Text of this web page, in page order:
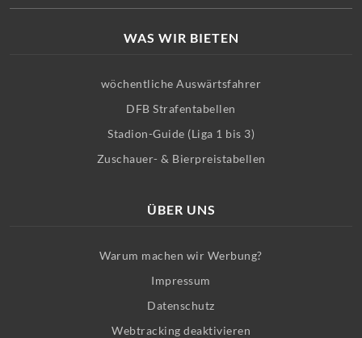
WAS WIR BIETEN
wöchentliche Auswärtsfahrer
DFB Strafentabellen
Stadion-Guide (Liga 1 bis 3)
Zuschauer- & Bierpreistabellen
ÜBER UNS
Warum machen wir Werbung?
Impressum
Datenschutz
Webtracking deaktivieren